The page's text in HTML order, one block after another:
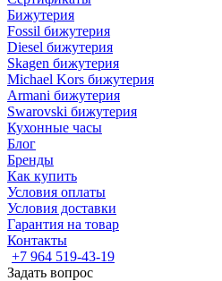
Бижутерия
Fossil бижутерия
Diesel бижутерия
Skagen бижутерия
Michael Kors бижутерия
Armani бижутерия
Swarovski бижутерия
Кухонные часы
Блог
Бренды
Как купить
Условия оплаты
Условия доставки
Гарантия на товар
Контакты
+7 964 519-43-19
Задать вопрос